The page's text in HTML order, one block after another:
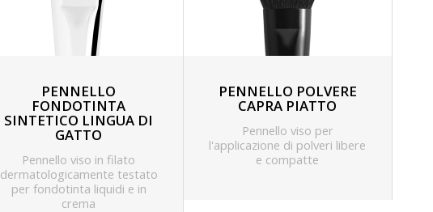
PENNELLO
FONDOTINTA
SINTETICO LINGUA DI
GATTO
Pennello viso in filato
dermatologicamente testato
per fondotinta liquidi e in
crema
PENNELLO POLVERE
CAPRA PIATTO
Pennello viso per
l'applicazione di polveri libere
e compatte